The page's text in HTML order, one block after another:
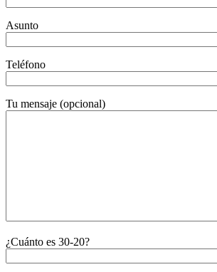
Asunto
Teléfono
Tu mensaje (opcional)
¿Cuánto es 30-20?